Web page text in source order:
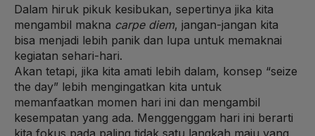
Dalam hiruk pikuk kesibukan, sepertinya jika kita
mengambil makna carpe diem, jangan-jangan kita
bisa menjadi lebih panik dan lupa untuk memaknai
kegiatan sehari-hari.
Akan tetapi, jika kita amati lebih dalam, konsep “seize
the day” lebih mengingatkan kita untuk
memanfaatkan momen hari ini dan mengambil
kesempatan yang ada. Menggenggam hari ini berarti
kita fokus pada paling tidak satu langkah maju yang